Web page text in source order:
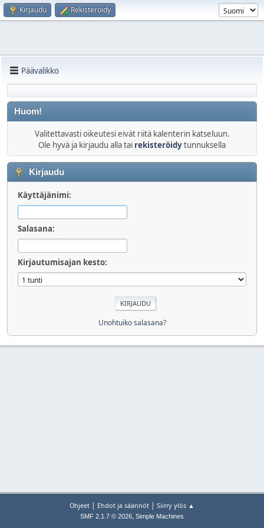
Kirjaudu Rekisteröidy
Päävalikko
Huom!
Valitettavasti oikeutesi eivät riitä kalenterin katseluun.
Ole hyvä ja kirjaudu alla tai rekisteröidytunnuksella
Kirjaudu
Käyttäjänimi:
Salasana:
Kirjautumisajan kesto:
Unohtuiko salasana?
Ohjeet | Ehdot ja säännöt | Siirry ylös ▲
SMF 2.1.7 © 2026, Simple Machines